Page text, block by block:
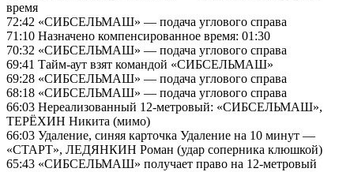
время
72:42 «СИБСЕЛЬМАШ» — подача углового справа
71:10 Назначено компенсированное время: 01:30
70:32 «СИБСЕЛЬМАШ» — подача углового справа
69:41 Тайм-аут взят командой «СИБСЕЛЬМАШ»
69:28 «СИБСЕЛЬМАШ» — подача углового справа
68:18 «СИБСЕЛЬМАШ» — подача углового справа
66:03 Нереализованный 12-метровый: «СИБСЕЛЬМАШ»,
ТЕРЁХИН Никита (мимо)
66:03 Удаление, синяя карточка Удаление на 10 минут —
«СТАРТ», ЛЕДЯНКИН Роман (удар соперника клюшкой)
65:43 «СИБСЕЛЬМАШ» получает право на 12-метровый